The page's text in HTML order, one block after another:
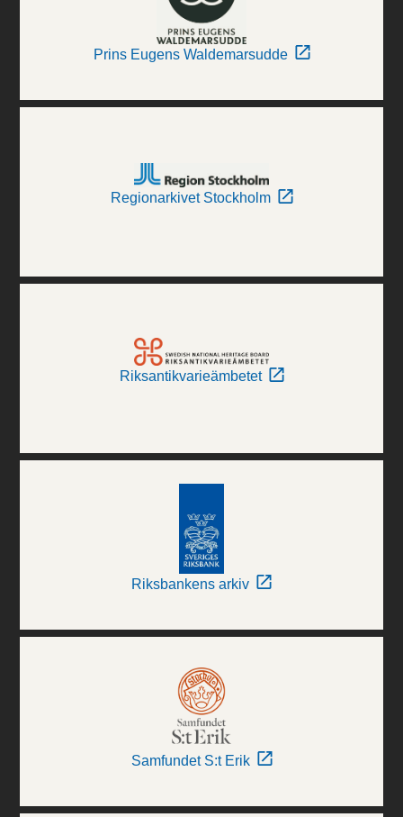
Prins Eugens Waldemarsudde
Regionarkivet Stockholm
Riksantikvarieämbetet
Riksbankens arkiv
Samfundet S:t Erik